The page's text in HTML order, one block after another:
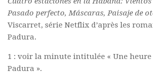
Pasado perfecto, Máscaras, Paisaje de
Viscarret, série Netflix d’après les
Padura.
1 : voir la minute intitulée « Une heure
Padura ».